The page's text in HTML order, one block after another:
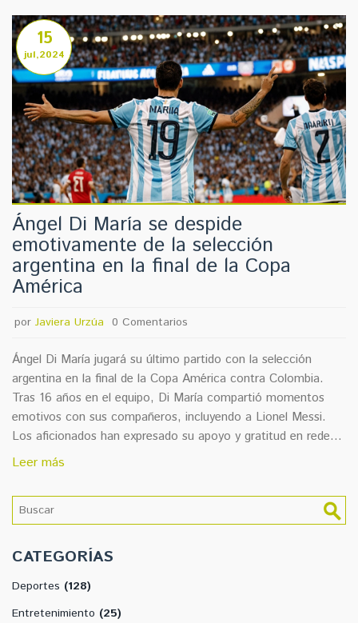
15
jul,2024
Ángel Di María se despide
emotivamente de la selección
argentina en la final de la Copa
América
por Javiera Urzúa 0 Comentarios
Ángel Di María jugará su último partido con la selección
argentina en la final de la Copa América contra Colombia.
Tras 16 años en el equipo, Di María compartió momentos
emotivos con sus compañeros, incluyendo a Lionel Messi.
Los aficionados han expresado su apoyo y gratitud en redes
sociales. La final se jugará en el Hard Rock Stadium a las 7
Leer más
CATEGORÍAS
Deportes (128)
Entretenimiento (25)